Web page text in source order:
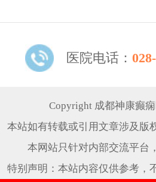
医院电话：
Copyright 成都神康癫
本站如有转载或引用文章涉及版
本网站只针对内部交流平台
特别声明：本站内容仅供参考，